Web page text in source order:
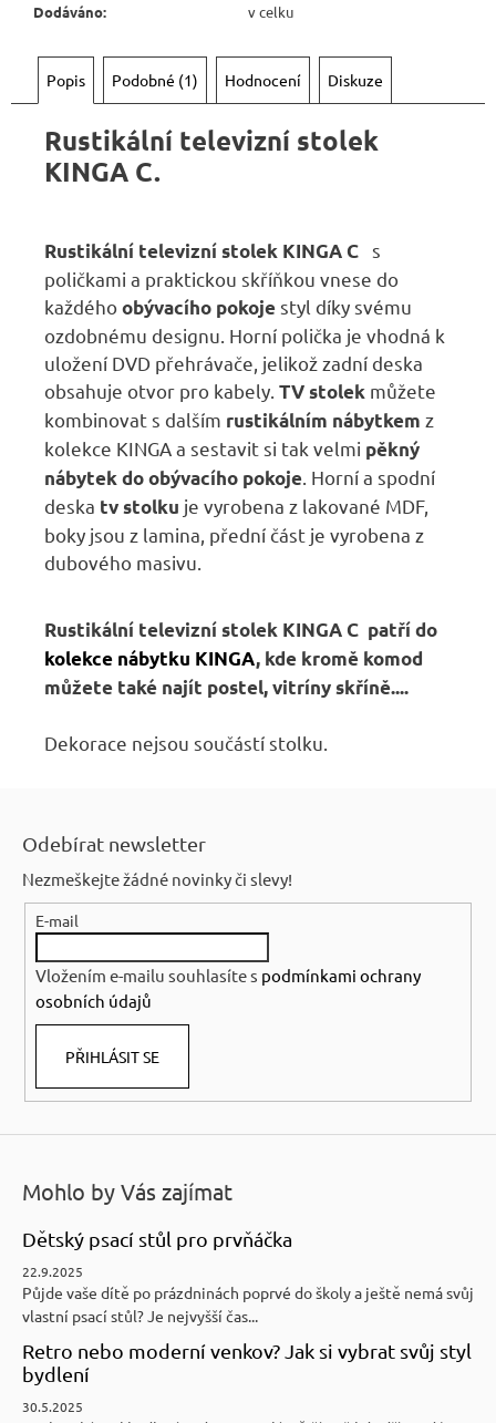
Dodáváno: v celku
Popis Podobné (1) Hodnocení Diskuze
Rustikální televizní stolek
KINGA C.
Rustikální televizní stolek KINGA C
s
poličkami a praktickou skříňkou vnese do
každéhoobývacího pokoje styl díky svému
ozdobnému designu. Horní polička je vhodná k
uložení DVD přehrávače, jelikož zadní deska
obsahuje otvor pro kabely. TV stolek můžete
kombinovat s dalším rustikálním nábytkem z
kolekce KINGA a sestavit si tak velmi pěkný
nábytek do obývacího pokoje. Horní a spodní
deska tv stolku je vyrobena z lakované MDF,
boky jsou z lamina, přední část je vyrobena z
dubového masivu.
Rustikální televizní stolek KINGA C patří do
kolekce nábytku KINGA, kde kromě komod
můžete také najít postel, vitríny skříně....
Dekorace nejsou součástí stolku.
Odebírat newsletter
Nezmeškejte žádné novinky či slevy!
E-mail
Vložením e-mailu souhlasíte s podmínkami ochrany
osobních údajů
PŘIHLÁSIT SE
Mohlo by Vás zajímat
Dětský psací stůl pro prvňáčka
22.9.2025
Půjde vaše dítě po prázdninách poprvé do školy a ještě nemá svůj
vlastní psací stůl? Je nejvyšší čas...
Retro nebo moderní venkov? Jak si vybrat svůj styl
bydlení
30.5.2025